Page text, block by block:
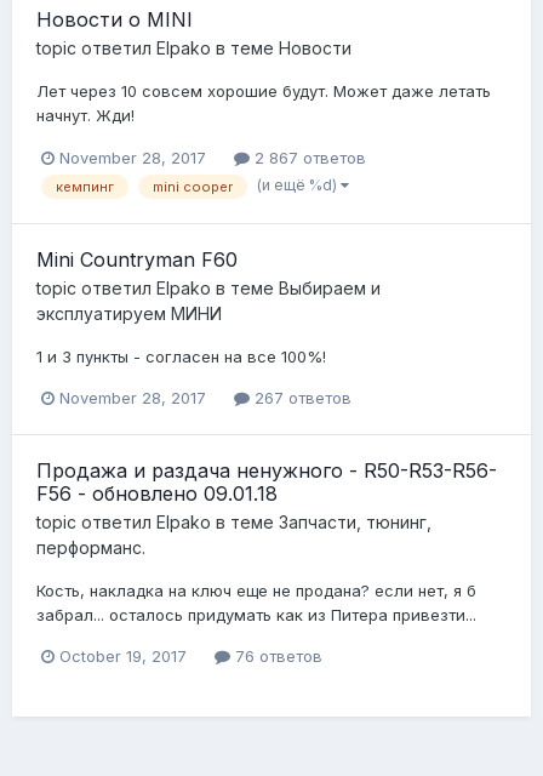
Новости о MINI
topic ответил Elpako в теме Новости
Лет через 10 совсем хорошие будут. Может даже летать
начнут. Жди!
November 28, 2017 2 867 ответов
кемпинг mini cooper (и ещё %d)
Mini Countryman F60
topic ответил Elpako в теме Выбираем и
эксплуатируем МИНИ
1 и 3 пункты - согласен на все 100%!
November 28, 2017 267 ответов
Продажа и раздача ненужного - R50-R53-R56-
F56 - обновлено 09.01.18
topic ответил Elpako в теме Запчасти, тюнинг,
перформанс.
Кость, накладка на ключ еще не продана? если нет, я б
забрал... осталось придумать как из Питера привезти...
October 19, 2017 76 ответов